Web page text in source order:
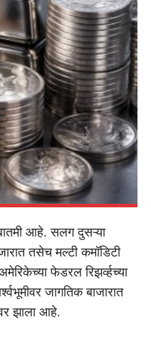
आहे. सलग दुसऱ्या
तसेच मल्टी कमॉडिटी
फेडरल रिझर्व्हच्या
जागतिक बाजारात
झाला आहे.